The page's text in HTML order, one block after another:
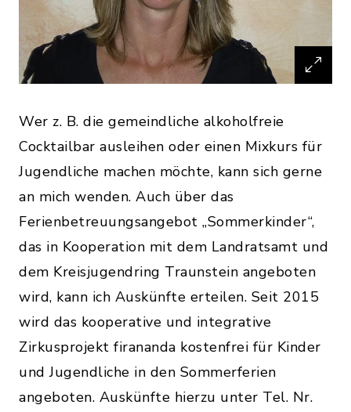
Wer z. B. die gemeindliche alkoholfreie
Cocktailbar ausleihen oder einen Mixkurs für
Jugendliche machen möchte, kann sich gerne
an mich wenden. Auch über das
Ferienbetreuungsangebot „Sommerkinder“,
das in Kooperation mit dem Landratsamt und
dem Kreisjugendring Traunstein angeboten
wird, kann ich Auskünfte erteilen. Seit 2015
wird das kooperative und integrative
Zirkusprojekt firananda kostenfrei für Kinder
und Jugendliche in den Sommerferien
angeboten. Auskünfte hierzu unter Tel. Nr.